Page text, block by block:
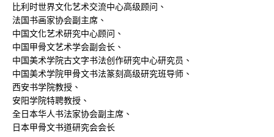
比利时世界文化艺术交流中心高级顾问、
法国书画家协会副主席、
中国文化艺术研究中心顾问、
中国甲骨文艺术学会副会长、
中国美术学院古文字书法创作研究中心研究员、
中国美术学院甲骨文书法篆刻高级研究班导师、
西安书学院教授、
安阳学院特聘教授、
全日本华人书法家协会副主席、
日本甲骨文书道研究会会长